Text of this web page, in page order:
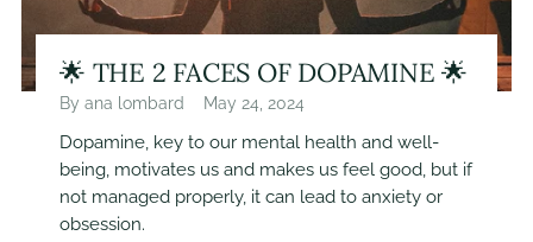
🌟 THE 2 FACES OF DOPAMINE 🌟
By ana lombard May 24, 2024
Dopamine, key to our mental health and well-
being, motivates us and makes us feel good, but if
not managed properly, it can lead to anxiety or
obsession.